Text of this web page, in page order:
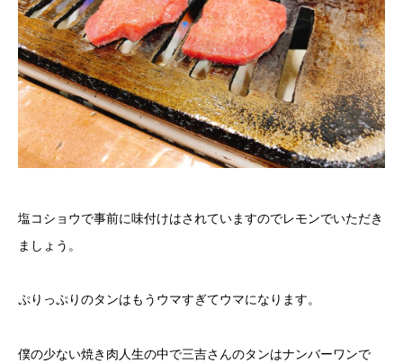
塩コショウで事前に味付けはされていますのでレモンでいただき
ましょう。
ぷりっぷりのタンはもうウマすぎてウマになります。
僕の少ない焼き肉人生の中で三吉さんのタンはナンバーワンで